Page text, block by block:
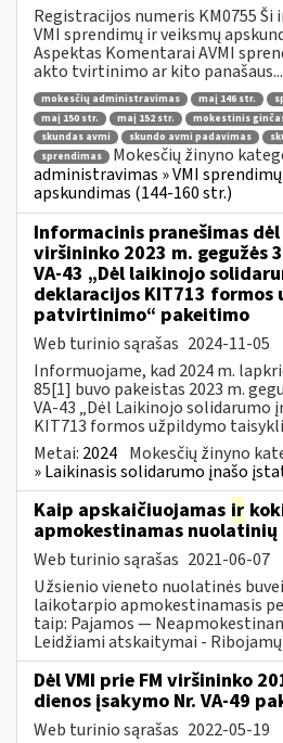
Registracijos numeris KM0755
VMI sprendimų ir veiksmų
Aspektas Komentarai AVMI
akto tvirtinimo ar kito panašaus...
mokesčių administravimas maį 146 str.
maį 150 str.
maį 152 str. mokestinis
skundas avmi
skundo avmi padavimas
sprendimas
Mokesčių žinyno
administravimas » VMI
apskundimas (144-160 str.)
Informacinis pranešimas dėl
viršininko 2023 m. gegužės
VA-43 „Dėl laikinojo
deklaracijos KIT713
patvirtinimo“ pakeitimo
Web turinio sąrašas 2024-11-05
Informuojame, kad 2024 m.
85[1] buvo pakeistas 2023 m.
VA-43 „Dėl Laikinojo solidarumo
KIT713 formos užpildymo
Metai: 2024 Mokesčių žinyno
» Laikinasis solidarumo įnašo
Kaip apskaičiuojamas ir
apmokestinamas nuolatinių
Web turinio sąrašas 2021-06-07
Užsienio vieneto nuolatinės
laikotarpio apmokestinamasis
taip: Pajamos —
Leidžiami atskaitymai -
Dėl VMI prie FM viršininko
dienos įsakymo Nr. VA-49
Web turinio sąrašas 2022-05-19